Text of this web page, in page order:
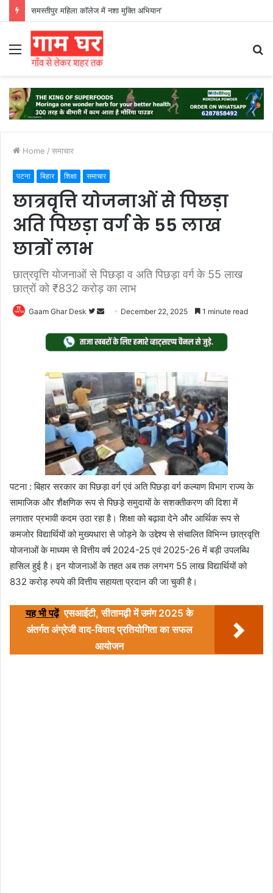
हड़ताली सफाईकर्मियों ने नगर निगम का घेराव किया’
Menu
Home / समाचार
पटना बिहार शिक्षा समाचार
छात्रवृत्ति योजनाओं से पिछड़ा
अति पिछड़ा वर्ग के 55 लाख
छात्रों लाभ
छात्रवृत्ति योजनाओं से पिछड़ा व अति पिछड़ा वर्ग के 55 लाख
छात्रों को ₹832 करोड़ का लाभ
Gaam Ghar Desk
Follow
Twitter
Send
email
December 22, 2025 1 minute read
पटना : बिहार सरकार का पिछड़ा वर्ग एवं अति पिछड़ा वर्ग कल्याण विभाग राज्य के
सामाजिक और शैक्षणिक रूप से पिछड़े समुदायों के सशक्तीकरण की दिशा में
लगातार प्रभावी कदम उठा रहा है। शिक्षा को बढ़ावा देने और आर्थिक रूप से
कमजोर विद्यार्थियों को मुख्यधारा से जोड़ने के उद्देश्य से संचालित विभिन्न छात्रवृत्ति
योजनाओं के माध्यम से वित्तीय वर्ष 2024-25 एवं 2025-26 में बड़ी उपलब्धि
हासिल हुई है। इन योजनाओं के तहत अब तक लगभग 55 लाख विद्यार्थियों को
832 करोड़ रुपये की वित्तीय सहायता प्रदान की जा चुकी है।
यह भी पढ़ें एसआईटी, सीतामढ़ी में उमंग 2025 के
अंतर्गत अंग्रेजी वाद-विवाद प्रतियोगिता का सफल
आयोजन